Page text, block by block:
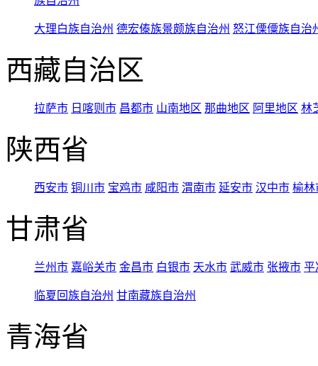
大理白族自治州 德宏傣族景颇族自治州 怒江傈僳族自治
西藏自治区
拉萨市 日喀则市 昌都市 山南地区 那曲地区 阿里地区 林
陕西省
西安市 铜川市 宝鸡市 咸阳市 渭南市 延安市 汉中市 榆林
甘肃省
兰州市 嘉峪关市 金昌市 白银市 天水市 武威市 张掖市 平
临夏回族自治州 甘南藏族自治州
青海省